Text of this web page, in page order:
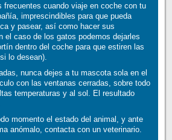
frecuentes cuando viaje en coche con tu
imprescindibles para que pueda
y pasear, así como hacer sus
el caso de los gatos podemos dejarles
dentro del coche para que estiren las
lo desean).
nunca dejes a tu mascota sola en el
con las ventanas cerradas, sobre todo
temperaturas y al sol. El resultado
momento el estado del animal, y ante
anómalo, contacta con un veterinario.